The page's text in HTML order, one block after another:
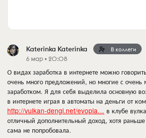
Katerinka Katerinka В коллеги
6 мар • 20:08
О видах заработка в интернете можно
очень много предложений, но многие с
заработком. Я для себя выделила основную
в интернете играя в автоматы на деньги от
http://vulkan-dengi.net/evopla… в клубе
отличный дополнительный доход, хотя
сама не попробовала.